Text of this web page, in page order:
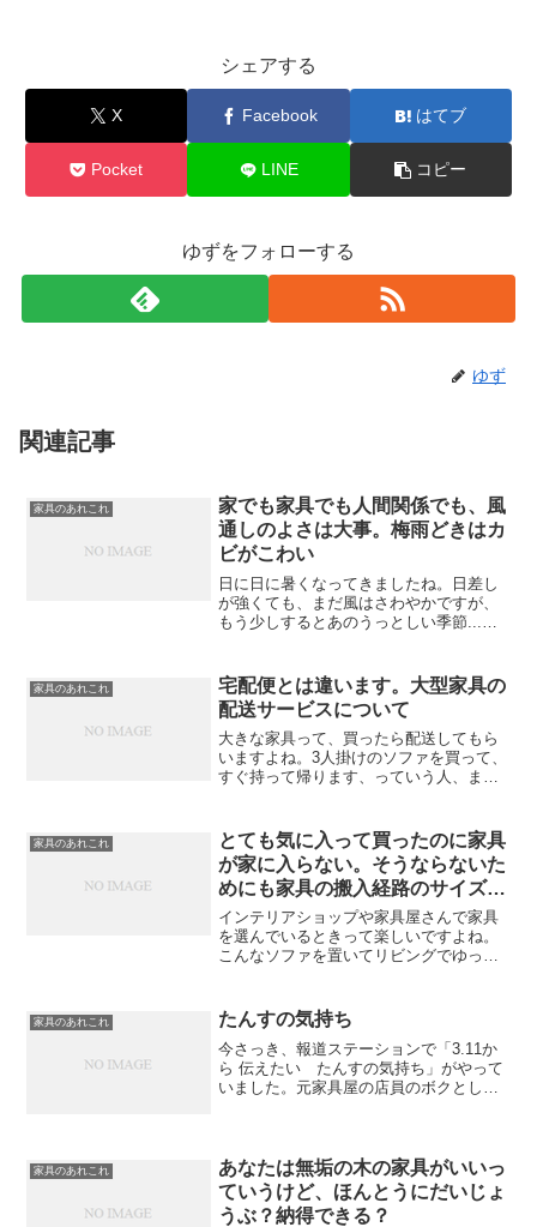
シェアする
X Facebook はてブ
Pocket LINE コピー
ゆずをフォローする
ゆず
関連記事
家具のあれこれ
家でも家具でも人間関係でも、風
通しのよさは大事。梅雨どきはカ
ビがこわい
日に日に暑くなってきましたね。日差し
が強くても、まだ風はさわやかですが、
もう少しするとあのうっとしい季節...梅
ゃありません。そして、この時期気にな
るのがカビ。お風呂場の...
家具のあれこれ
宅配便とは違います。大型家具の
配送サービスについて
大きな家具って、買ったら配送してもら
いますよね。3人掛けのソファを買って、
すぐ持って帰ります、っていう人、まぁ
は、大型家具の配送サービスについての
裏話です。宅配便とは違っ...
家具のあれこれ
とても気に入って買ったのに家具
が家に入らない。そうならないた
めにも家具の搬入経路のサイズは
ちゃんと測っておこう
インテリアショップや家具屋さんで家具
を選んでいるときって楽しいですよね。
こんなソファを置いてリビングでゆった
に眠りたい、とか、いろいろ想像しなが
ら選ぶと思います。もちろん...
家具のあれこれ たんすの気持ち
今さっき、報道ステーションで「3.11か
ら 伝えたい たんすの気持ち」がやって
いました。元家具屋の店員のボクとして
ことで、復...
家具のあれこれ
あなたは無垢の木の家具がいいっ
ていうけど、ほんとうにだいじょ
うぶ？納得できる？